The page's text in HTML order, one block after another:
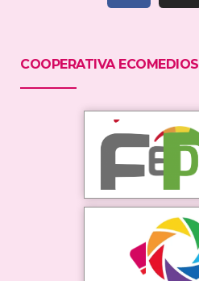
COOPERATIVA ECOMEDIOS